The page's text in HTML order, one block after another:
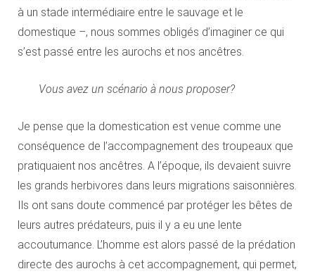
à un stade intermédiaire entre le sauvage et le
domestique –, nous sommes obligés d’imaginer ce qui
s’est passé entre les aurochs et nos ancêtres.
Vous avez un scénario à nous proposer?
Je pense que la domestication est venue comme une
conséquence de l’accompagnement des troupeaux que
pratiquaient nos ancêtres. A l’époque, ils devaient suivre
les grands herbivores dans leurs migrations saisonnières.
Ils ont sans doute commencé par protéger les bêtes de
leurs autres prédateurs, puis il y a eu une lente
accoutumance. L’homme est alors passé de la prédation
directe des aurochs à cet accompagnement, qui permet,